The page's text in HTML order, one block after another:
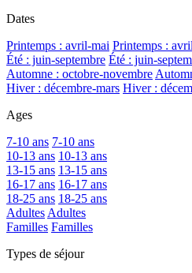
Dates
Printemps : avril-mai Printemps :
Été : juin-septembre Été : juin-
Automne : octobre-novembre
Hiver : décembre-mars Hiver :
Ages
7-10 ans 7-10 ans
10-13 ans 10-13 ans
13-15 ans 13-15 ans
16-17 ans 16-17 ans
18-25 ans 18-25 ans
AdultesAdultes
Familles Familles
Types de séjour